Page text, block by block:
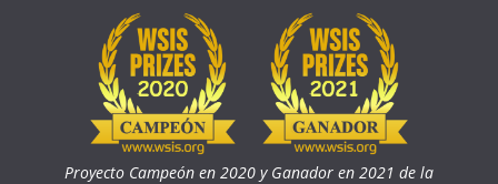
Proyecto Campeón en 2020 y Ganador en 2021 de la